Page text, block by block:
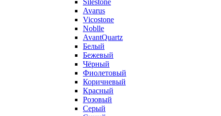
Silestone
Avarus
Vicostone
Noblle
AvantQuartz
Белый
Бежевый
Чёрный
Фиолетовый
Коричневый
Красный
Розовый
Серый